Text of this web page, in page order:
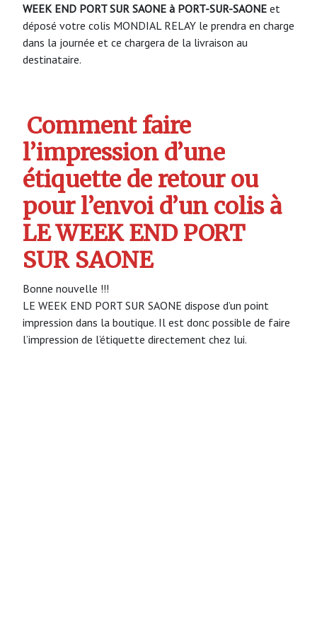
WEEK END PORT SUR SAONE à PORT-SUR-SAONE et
déposé votre colis MONDIAL RELAY le prendra en charge
dans la journée et ce chargera de la livraison au
destinataire.
Comment faire
l’impression d’une
étiquette de retour ou
pour l’envoi d’un colis à
LE WEEK END PORT
SUR SAONE
Bonne nouvelle !!!
LE WEEK END PORT SUR SAONE dispose d’un point
impression dans la boutique. Il est donc possible de faire
l’impression de l’étiquette directement chez lui.